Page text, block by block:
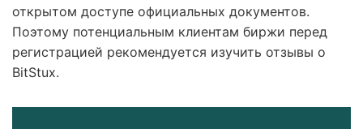
открытом доступе официальных документов.
Поэтому потенциальным клиентам биржи перед
регистрацией рекомендуется изучить отзывы о
BitStux.